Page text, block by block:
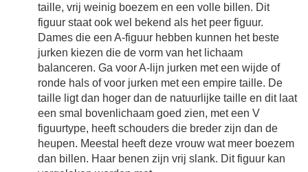
taille, vrij weinig boezem en een volle billen. Dit
figuur staat ook wel bekend als het peer figuur.
Dames die een A-figuur hebben kunnen het beste
jurken kiezen die de vorm van het lichaam
balanceren. Ga voor A-lijn jurken met een wijde of
ronde hals of voor jurken met een empire taille. De
taille ligt dan hoger dan de natuurlijke taille en dit laat
een smal bovenlichaam goed zien, met een V
figuurtype, heeft schouders die breder zijn dan de
heupen. Meestal heeft deze vrouw wat meer boezem
dan billen. Haar benen zijn vrij slank. Dit figuur kan